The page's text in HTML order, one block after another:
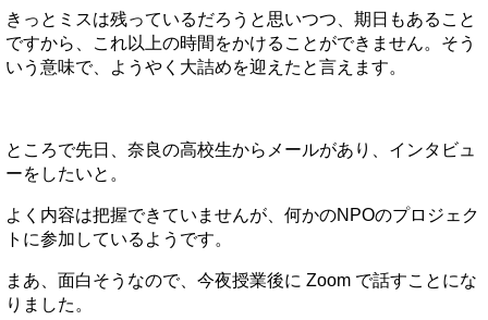
きっとミスは残っているだろうと思いつつ、期日もあること
ですから、これ以上の時間をかけることができません。そう
いう意味で、ようやく大詰めを迎えたと言えます。
ところで先日、奈良の高校生からメールがあり、インタビュ
ーをしたいと。
よく内容は把握できていませんが、何かのNPOのプロジェク
トに参加しているようです。
まあ、面白そうなので、今夜授業後に Zoom で話すことにな
りました。